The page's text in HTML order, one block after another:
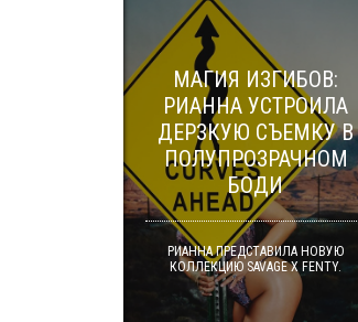
МАГИЯ ИЗГИБОВ:
РИАННА УСТРОИЛА
ДЕРЗКУЮ СЪЕМКУ В
ПОЛУПРОЗРАЧНОМ
БОДИ
РИАННА ПРЕДСТАВИЛА НОВУЮ
КОЛЛЕКЦИЮ SAVAGE X FENTY.